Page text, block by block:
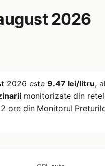
2026
2026 este 9.47 lei/litru, al
monitorizate din
2 ore din Monitorul